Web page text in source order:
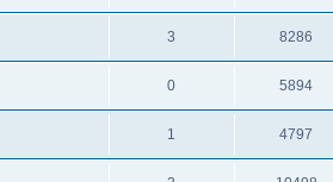
3 8286
0 5894
1 4797